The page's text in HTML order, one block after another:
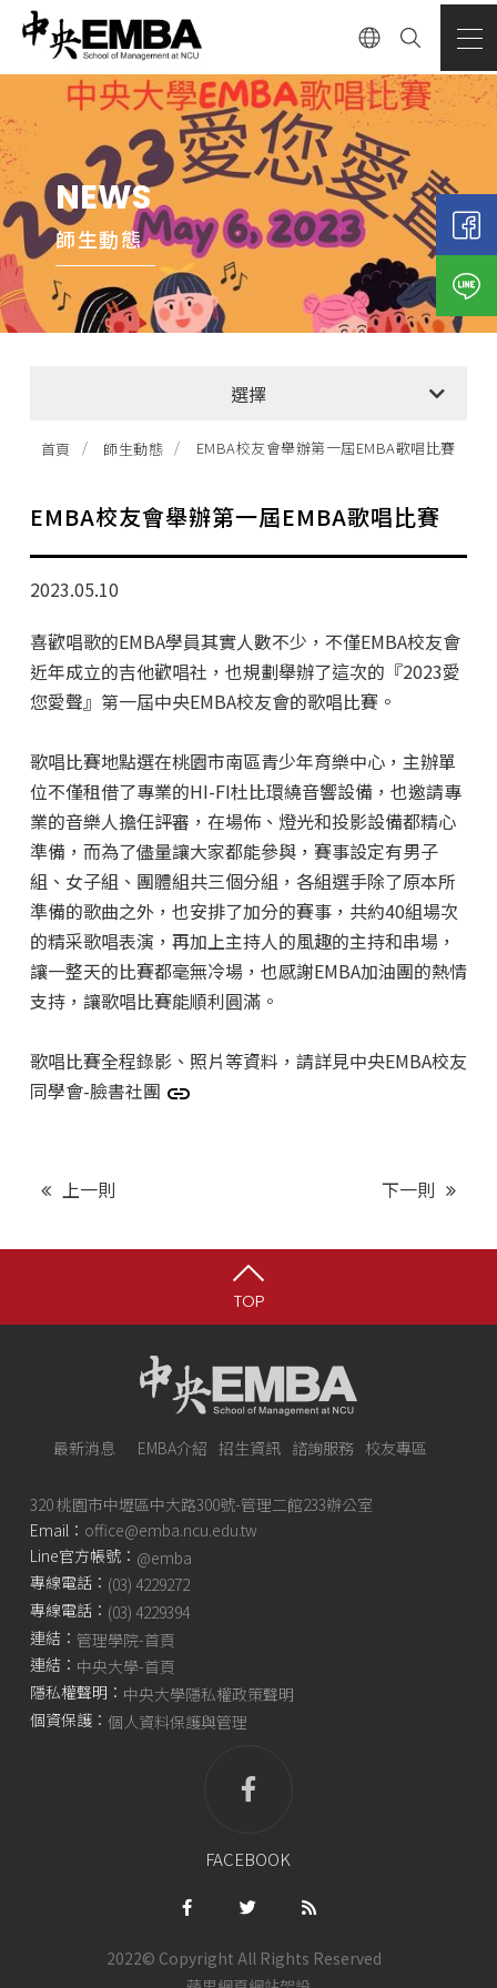
NEWS
師生動態
選擇
全部消息
EMBA招生公告
學分班招生公告
行政公告
企業導師計畫
首頁 師生動態 EMBA校友會舉辦第一屆EMBA歌唱比賽
EMBA校友會舉辦第一屆EMBA歌唱比賽
2023.05.10
喜歡唱歌的EMBA學員其實人數不少，不僅EMBA校友會
近年成立的吉他歡唱社，也規劃舉辦了這次的『2023愛
您愛聲』第一屆中央EMBA校友會的歌唱比賽。
歌唱比賽地點選在桃園市南區青少年育樂中心，主辦單
位不僅租借了專業的HI-FI杜比環繞音響設備，也邀請專
業的音樂人擔任評審，在場佈、燈光和投影設備都精心
準備，而為了儘量讓大家都能參與，賽事設定有男子
組、女子組、團體組共三個分組，各組選手除了原本所
準備的歌曲之外，也安排了加分的賽事，共約40組場次
的精采歌唱表演，再加上主持人的風趣的主持和串場，
讓一整天的比賽都毫無冷場，也感謝EMBA加油團的熱情
支持，讓歌唱比賽能順利圓滿。
歌唱比賽全程錄影、照片等資料，請詳見中央EMBA校友
同學會-臉書社團
上一則 下一則
TOP
2022© Copyright All Rights Reserved
最新消息 EMBA介紹 招生資訊 諮詢服務 校友專區
320 桃園市中壢區中大路300號-管理二館233辦公室
Email： office@emba.ncu.edu.tw
Line官方帳號： @emba
專線電話： (03) 4229272
專線電話： (03) 4229394
連結： 管理學院-首頁
連結： 中央大學-首頁
隱私權聲明： 中央大學隱私權政策聲明
個資保護： 個人資料保護與管理
FACEBOOK